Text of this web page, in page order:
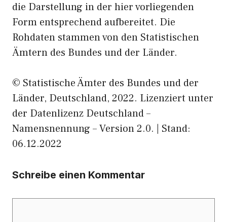
die Darstellung in der hier vorliegenden
Form entsprechend aufbereitet. Die
Rohdaten stammen von den Statistischen
Ämtern des Bundes und der Länder.
© Statistische Ämter des Bundes und der
Länder, Deutschland, 2022. Lizenziert unter
der Datenlizenz Deutschland –
Namensnennung – Version 2.0. | Stand:
06.12.2022
Schreibe einen Kommentar